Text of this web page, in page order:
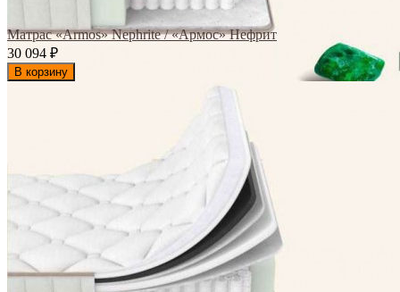
Матрас «Armos» Nephrite / «Армос» Нефрит
30 094 ₽
В корзину